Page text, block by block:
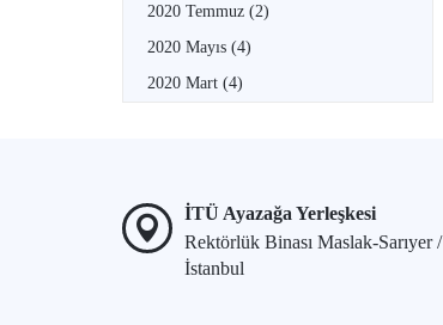
2020 Temmuz (2)
2020 Mayıs (4)
2020 Mart (4)
İTÜ Ayazağa Yerleşkesi
Rektörlük Binası Maslak-Sarıyer /
İstanbul